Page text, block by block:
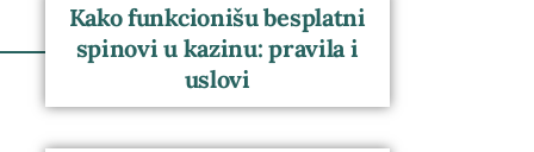
Kako funkcionišu besplatni
spinovi u kazinu: pravila i
uslovi